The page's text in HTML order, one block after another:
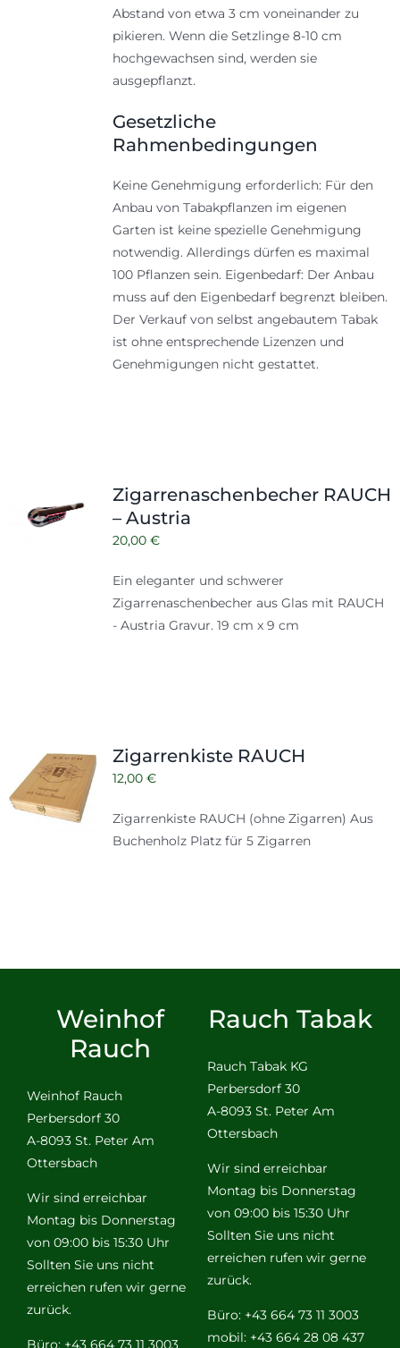
Abstand von etwa 3 cm voneinander zu
pikieren. Wenn die Setzlinge 8-10 cm
hochgewachsen sind, werden sie
ausgepflanzt.
Gesetzliche
Rahmenbedingungen
Keine Genehmigung erforderlich: Für den
Anbau von Tabakpflanzen im eigenen
Garten ist keine spezielle Genehmigung
notwendig. Allerdings dürfen es maximal
100 Pflanzen sein. Eigenbedarf: Der Anbau
muss auf den Eigenbedarf begrenzt bleiben.
Der Verkauf von selbst angebautem Tabak
ist ohne entsprechende Lizenzen und
Genehmigungen nicht gestattet.
Zigarrenaschenbecher RAUCH
– Austria
20,00 €
Ein eleganter und schwerer
Zigarrenaschenbecher aus Glas mit RAUCH
- Austria Gravur. 19 cm x 9 cm
Zigarrenkiste RAUCH
12,00 €
Zigarrenkiste RAUCH (ohne Zigarren) Aus
Buchenholz Platz für 5 Zigarren
Weinhof
Rauch
Weinhof Rauch
Perbersdorf 30
A-8093 St. Peter Am
Ottersbach
Wir sind erreichbar
Montag bis Donnerstag
von 09:00 bis 15:30 Uhr
Sollten Sie uns nicht
erreichen rufen wir gerne
zurück.
Büro: +43 664 73 11 3003
Rauch Tabak
Rauch Tabak KG
Perbersdorf 30
A-8093 St. Peter Am
Ottersbach
Wir sind erreichbar
Montag bis Donnerstag
von 09:00 bis 15:30 Uhr
Sollten Sie uns nicht
erreichen rufen wir gerne
zurück.
Büro: +43 664 73 11 3003
mobil: +43 664 28 08 437